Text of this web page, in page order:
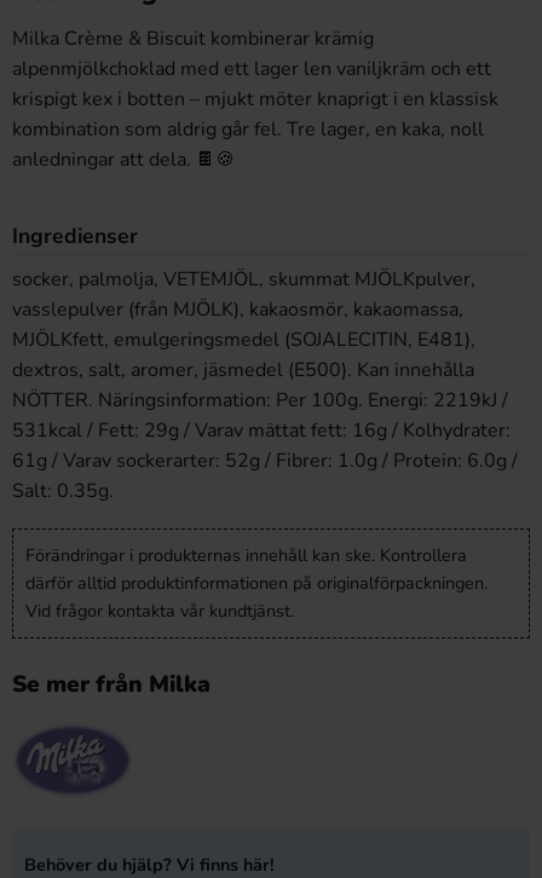
Milka Crème & Biscuit kombinerar krämig
alpenmjölkchoklad med ett lager len vaniljkräm och ett
krispigt kex i botten – mjukt möter knaprigt i en klassisk
kombination som aldrig går fel. Tre lager, en kaka, noll
anledningar att dela. 🍫🍪
Ingredienser
socker, palmolja, VETEMJÖL, skummat MJÖLKpulver,
vasslepulver (från MJÖLK), kakaosmör, kakaomassa,
MJÖLKfett, emulgeringsmedel (SOJALECITIN, E481),
dextros, salt, aromer, jäsmedel (E500). Kan innehålla
NÖTTER. Näringsinformation: Per 100g. Energi: 2219kJ /
531kcal / Fett: 29g / Varav mättat fett: 16g / Kolhydrater:
61g / Varav sockerarter: 52g / Fibrer: 1.0g / Protein: 6.0g /
Salt: 0.35g.
Förändringar i produkternas innehåll kan ske. Kontrollera
därför alltid produktinformationen på originalförpackningen.
Vid frågor kontakta vår kundtjänst.
Se mer från Milka
Behöver du hjälp? Vi finns här!